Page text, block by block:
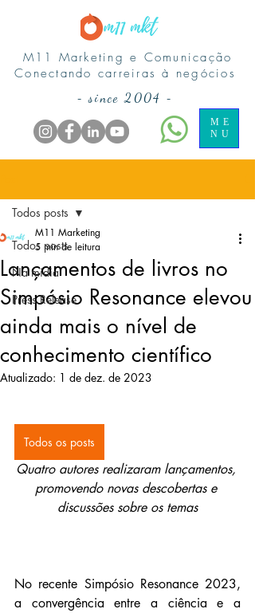
M11 Marketing e Comunicação
Conectando carreiras à negócios
ME
NU
-since 2004 -
Todos posts
Na midia
Press Release
Todos posts
Lançamentos de livros no
Simpósio Resonance elevou
ainda mais o nível de
conhecimento científico
M11 Marketing
5 min de leitura
Atualizado: 1 de dez. de 2023
Todos os posts
Quatro autores realizaram lançamentos,
promovendo novas descobertas e
discussões sobre os temas
No recente Simpósio Resonance 2023,
a convergência entre a ciência e a